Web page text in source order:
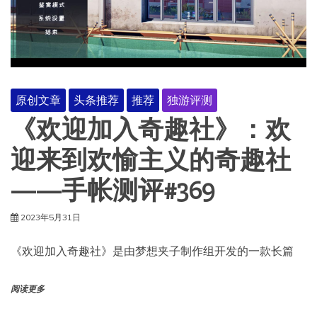
原创文章 头条推荐 推荐 独游评测
《欢迎加入奇趣社》：欢
迎来到欢愉主义的奇趣社
——手帐测评#369
2023年5月31日
《欢迎加入奇趣社》是由梦想夹子制作组开发的一款长篇
阅读更多